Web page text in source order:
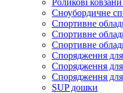
Роликові
Сноубордичне
Спортивне
Спортивне
Спортивне
Спорядження
Спорядження
Спорядження для
SUP дошки